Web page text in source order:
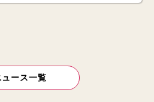
ュース一覧